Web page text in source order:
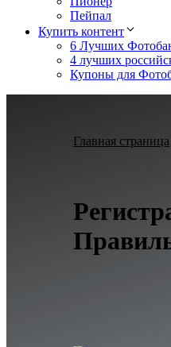
Пейпал
Купить контент
6 Лучших
4 лучших
Купоны для
Главная страница